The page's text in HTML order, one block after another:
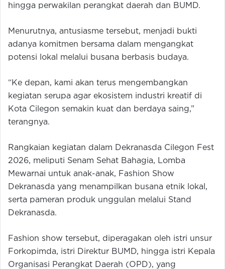
hingga perwakilan perangkat daerah dan BUMD.
Menurutnya, antusiasme tersebut, menjadi bukti
adanya komitmen bersama dalam mengangkat
potensi lokal melalui busana berbasis budaya.
“Ke depan, kami akan terus mengembangkan
kegiatan serupa agar ekosistem industri kreatif di
Kota Cilegon semakin kuat dan berdaya saing,”
terangnya.
Rangkaian kegiatan dalam Dekranasda Cilegon Fest
2026, meliputi Senam Sehat Bahagia, Lomba
Mewarnai untuk anak-anak, Fashion Show
Dekranasda yang menampilkan busana etnik lokal,
serta pameran produk unggulan melalui Stand
Dekranasda.
Fashion show tersebut, diperagakan oleh istri unsur
Forkopimda, istri Direktur BUMD, hingga istri Kepala
Organisasi Perangkat Daerah (OPD), yang